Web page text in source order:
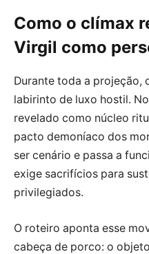
Como o clímax
Virgil como
Durante toda a projeção,
labirinto de luxo hostil.
revelado como núcleo
pacto demoníaco dos
ser cenário e passa a
exige sacrifícios para
privilegiados.
O roteiro aponta esse
cabeça de porco: o